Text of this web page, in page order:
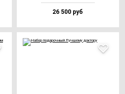
26 500 руб